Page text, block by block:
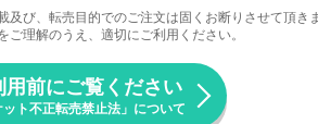
及び、転売目的でのご注文は固くお断りさせて頂き
ご理解のうえ、適切にご利用ください。
用前にご覧ください
ット不正転売禁止法」について